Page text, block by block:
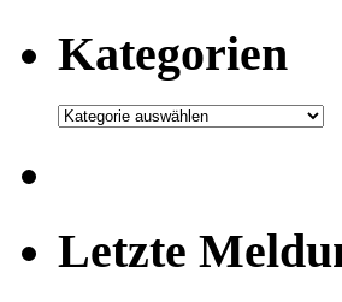
Kategorien
Kategorien
Letzte